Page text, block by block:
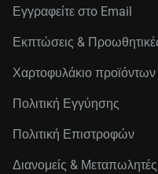
Εγγραφείτε στo Email
Εκπτώσεις &
Χαρτοφυλάκιο προϊόντων
Πολιτική Εγγύησης
Πολιτική Επιστροφών
Διανομείς & Μεταπωλητές